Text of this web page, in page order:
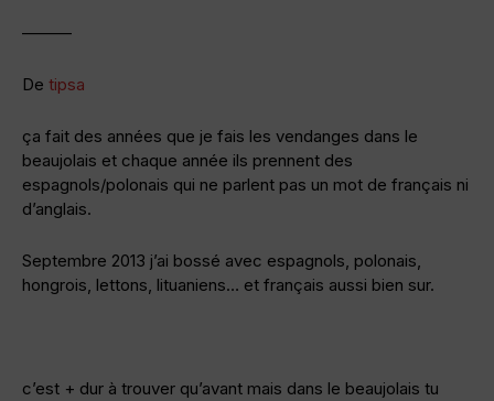
———
De tipsa
ça fait des années que je fais les vendanges dans le
beaujolais et chaque année ils prennent des
espagnols/polonais qui ne parlent pas un mot de français ni
d’anglais.
Septembre 2013 j’ai bossé avec espagnols, polonais,
hongrois, lettons, lituaniens… et français aussi bien sur.
c’est + dur à trouver qu’avant mais dans le beaujolais tu